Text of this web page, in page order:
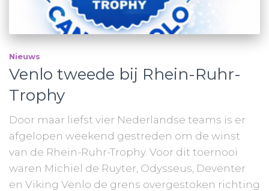
Nieuws
Venlo tweede bij Rhein-Ruhr-
Trophy
Door maar liefst vier Nederlandse teams is er
afgelopen weekend gestreden om de winst
van de Rhein-Ruhr-Trophy. Voor dit toernooi
waren Michiel de Ruyter, Odysseus, Deventer
en Viking Venlo de grens overgestoken richting